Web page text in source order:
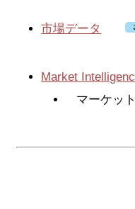
賃貸手続き
エリア情報
Palos Verdes -
市場データ
Market
マーケッ